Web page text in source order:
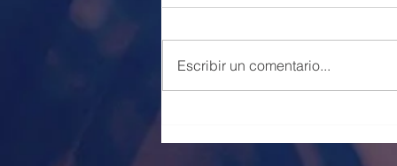
Escribir un comentario...